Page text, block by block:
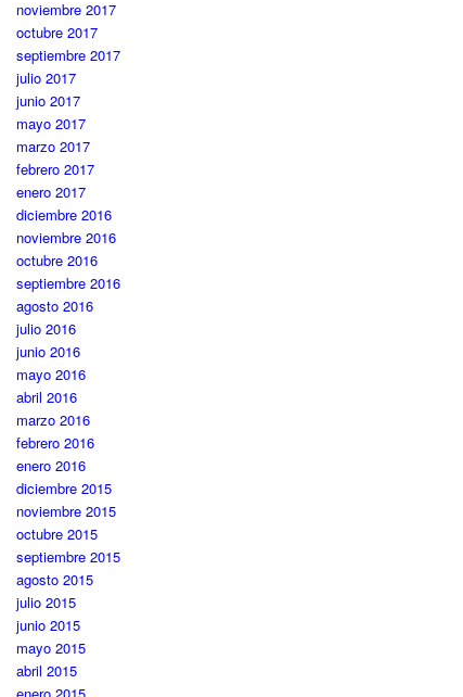
noviembre 2017
octubre 2017
septiembre 2017
julio 2017
junio 2017
mayo 2017
marzo 2017
febrero 2017
enero 2017
diciembre 2016
noviembre 2016
octubre 2016
septiembre 2016
agosto 2016
julio 2016
junio 2016
mayo 2016
abril 2016
marzo 2016
febrero 2016
enero 2016
diciembre 2015
noviembre 2015
octubre 2015
septiembre 2015
agosto 2015
julio 2015
junio 2015
mayo 2015
abril 2015